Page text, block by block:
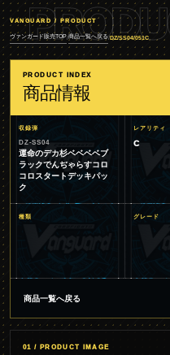
VANGUARD / PRODUCT
ヴァンガード販売TOP/商品一覧へ戻る/DZ/SS04/051C
PRODUCT INDEX
商品情報
収録弾
DZ-SS04
運命のデカ杉ベベベベブ
ラックでんぢゃらすコロ
コロスタートデッキパッ
ク
レアリティ
C
種類 グレード
商品一覧へ戻る
01 / PRODUCT IMAGE